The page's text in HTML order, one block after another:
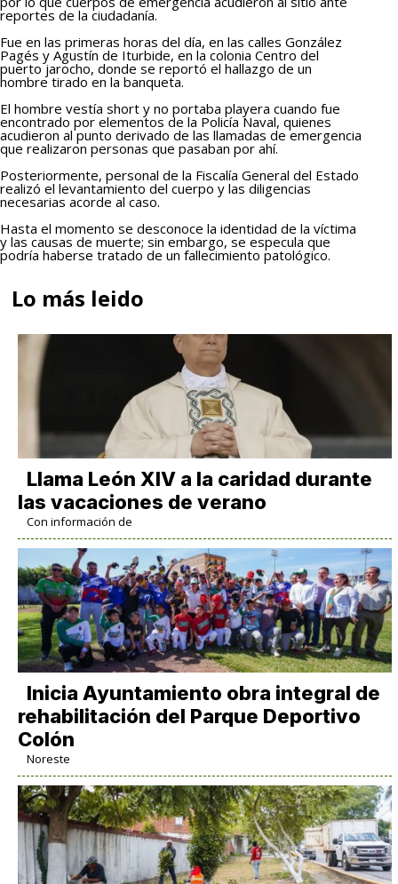
reportes de la ciudadanía.
Fue en las primeras horas del día, en las calles González
Pagés y Agustín de Iturbide, en la colonia Centro del
puerto jarocho, donde se reportó el hallazgo de un
hombre tirado en la banqueta.
El hombre vestía short y no portaba playera cuando fue
encontrado por elementos de la Policía Naval, quienes
acudieron al punto derivado de las llamadas de emergencia
que realizaron personas que pasaban por ahí.
Posteriormente, personal de la Fiscalía General del Estado
realizó el levantamiento del cuerpo y las diligencias
necesarias acorde al caso.
Hasta el momento se desconoce la identidad de la víctima
y las causas de muerte; sin embargo, se especula que
podría haberse tratado de un fallecimiento patológico.
Lo más leido
Llama León XIV a la caridad durante
las vacaciones de verano
Con información de
Inicia Ayuntamiento obra integral de
rehabilitación del Parque Deportivo
Colón
Noreste